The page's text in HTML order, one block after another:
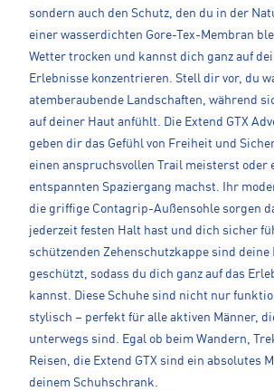
sondern auch den Schutz, den du in der
einer wasserdichten Gore-Tex-Membran
Wetter trocken und kannst dich ganz auf
Erlebnisse konzentrieren. Stell dir vor, du
atemberaubende Landschaften, während
auf deiner Haut anfühlt. Die Extend GTX
geben dir das Gefühl von Freiheit und
einen anspruchsvollen Trail meisterst oder
entspannten Spaziergang machst. Ihr
die griffige Contagrip-Außensohle sorgen
jederzeit festen Halt hast und dich sicher
schützenden Zehenschutzkappe sind deine
geschützt, sodass du dich ganz auf das
kannst. Diese Schuhe sind nicht nur
stylisch – perfekt für alle aktiven Männer,
unterwegs sind. Egal ob beim Wandern,
Reisen, die Extend GTX sind ein absolutes
deinem Schuhschrank.